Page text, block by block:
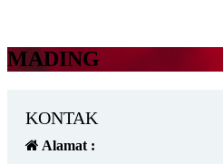
MADING
KONTAK
Alamat :